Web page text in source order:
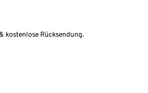
kostenlose Rücksendung.